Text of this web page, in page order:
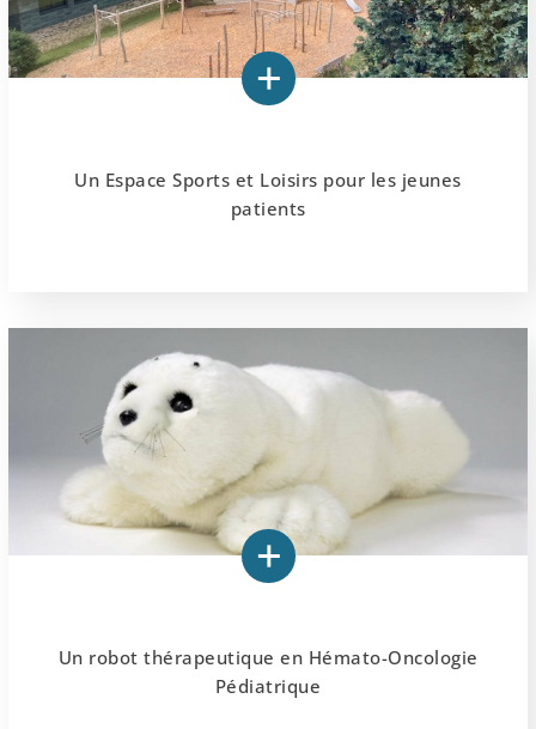
Un Espace Sports et Loisirs pour les jeunes
patients
Un robot thérapeutique en Hémato-Oncologie
Pédiatrique